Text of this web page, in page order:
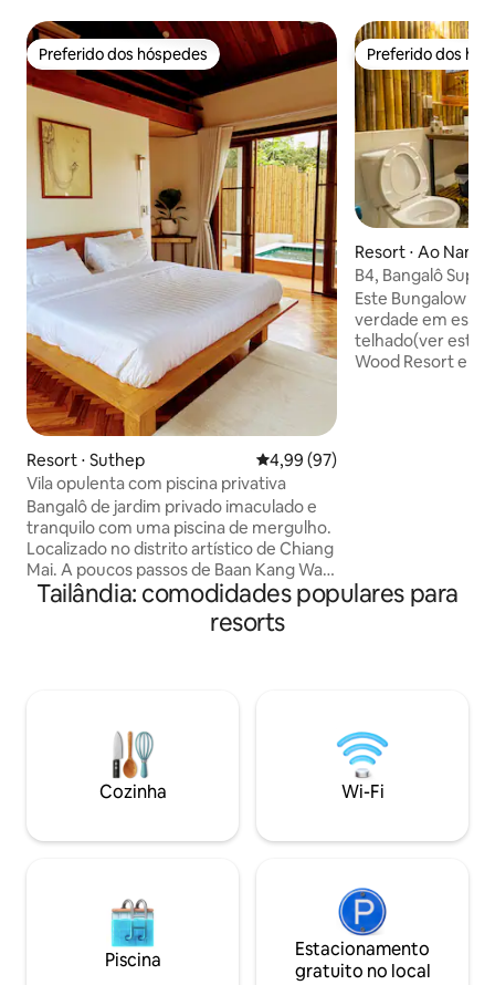
Preferido dos hóspedes
Preferido dos hóspedes
Resort ⋅ Suthep 4,99 de uma avaliação média
4,99 (97)
Vila opulenta com piscina privativa
Bangalô de jardim privado imaculado e
tranquilo com uma piscina de mergulho.
Localizado no distrito artístico de Chiang
Mai. A poucos passos de Baan Kang Wat
e ótimos cafés e restaurantes. •
Chuveiro interno/externo • Banheira de
imersão • Móveis personalizados de
piscina é mantida profissionalmente •
Máquina de lavar/secar •. Tranquilo •.
Petiscos de cortesia Sem TV ou limpeza
Preferido dos
Preferido dos
Resort ⋅ Ao Nang
B4, Bangalô
(Rapala Railay)
Este Bungalow é
verdade em
telhado(ver
Wood Resort em
Tailândia: comodidades populares para
resorts
Cozinha Wi-Fi
Piscina
Estacionamento
gratuito no local